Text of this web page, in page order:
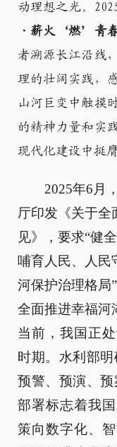
动理想之光。
·薪火‘燃’青
者溯源长江沿线
理的壮阔实践，
山河巨变中触摸
的精神力量和实
现代化建设中挺
2025年6月，
厅印发《关于全
见》，要求“健
哺育人民、人民
河保护治理格局
全面推进幸福河
当前，我国正
时期。水利部明
预警、预演、
部署标志着我
策向数字化、